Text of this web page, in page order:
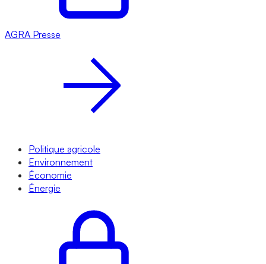
AGRA Presse
Politique agricole
Environnement
Économie
Énergie